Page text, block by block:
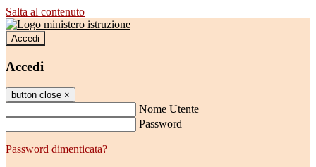
Salta al contenuto
Accedi
Accedi
button close ×
Nome Utente
Password
Password dimenticata?